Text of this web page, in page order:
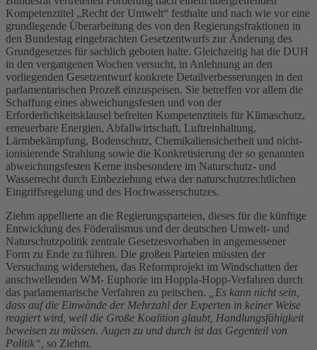
Kompetenztitel „Recht der Umwelt“ festhalte und nach wie vor eine
grundlegende Überarbeitung des von den Regierungsfraktionen in
den Bundestag eingebrachten Gesetzentwurfs zur Änderung des
Grundgesetzes für sachlich geboten halte. Gleichzeitig hat die DUH
in den vergangenen Wochen versucht, in Anlehnung an den
vorliegenden Gesetzentwurf konkrete Detailverbesserungen in den
parlamentarischen Prozeß einzuspeisen. Sie betreffen vor allem die
Schaffung eines abweichungsfesten und von der
Erforderlichkeitsklausel befreiten Kompetenztitels für Klimaschutz,
erneuerbare Energien, Abfallwirtschaft, Luftreinhaltung,
Lärmbekämpfung, Bodenschutz, Chemikaliensicherheit und nicht-
ionisierende Strahlung sowie die Konkretisierung der so genannten
abweichungsfesten Kerne insbesondere im Naturschutz- und
Wasserrecht durch Einbeziehung etwa der naturschutzrechtlichen
Eingriffsregelung und des Hochwasserschutzes.
Ziehm appellierte an die Regierungsparteien, dieses für die künftige
Entwicklung des Föderalismus und der deutschen Umwelt- und
Naturschutzpolitik zentrale Gesetzesvorhaben in angemessener
Form zu Ende zu führen. Die großen Parteien müssten der
Versuchung widerstehen, das Reformprojekt im Windschatten der
anschwellenden WM- Euphorie im Hoppla-Hopp-Verfahren durch
das parlamentarische Verfahren zu peitschen.
„Es kann nicht sein,
dass auf die Einwände der Mehrzahl der Experten in keiner Weise
reagiert wird, weil die Große Koalition glaubt, Handlungsfähigkeit
beweisen zu müssen. Augen zu und durch ist das Gegenteil von
Politik“, so Ziehm.